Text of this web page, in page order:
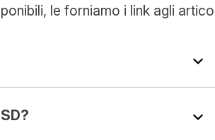
le forniamo i link agli